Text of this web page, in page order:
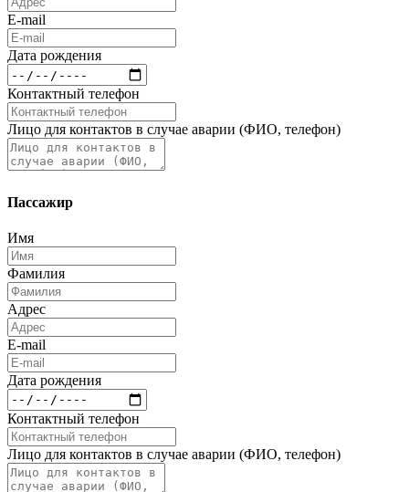
E-mail
Дата рождения
Контактный телефон
Лицо для контактов в случае аварии (ФИО, телефон)
Пассажир
Имя
Фамилия
Адрес
E-mail
Дата рождения
Контактный телефон
Лицо для контактов в случае аварии (ФИО, телефон)